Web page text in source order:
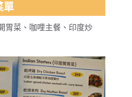
單
胃菜、咖哩主餐、印度炒